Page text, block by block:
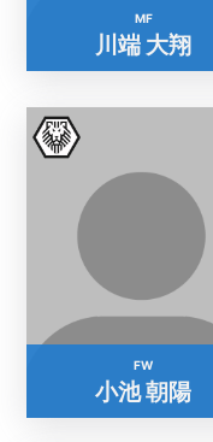
MF
川端 大翔
FW
小池 朝陽